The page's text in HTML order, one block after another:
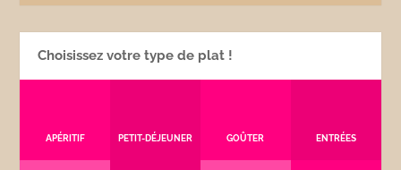
Choisissez votre type de plat !
APÉRITIF PETIT-DÉJEUNER GOÛTER ENTRÉES